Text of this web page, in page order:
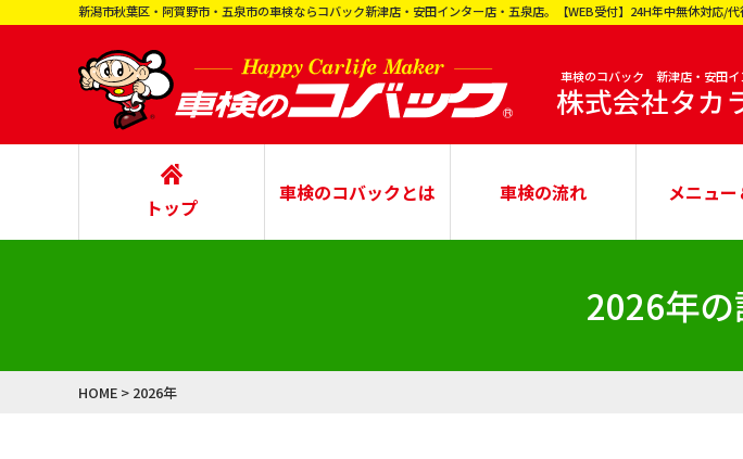
新潟市秋葉区・阿賀野市・五泉市の車検ならコバック新津店・安田インター店・五泉店。【WEB受付】24H年中無休対応/
車検のコバック 新津店・安田イ
株式会社タカ
トップ
車検のコバックとは 車検の流れ メニュ
2026年
HOME > 2026年